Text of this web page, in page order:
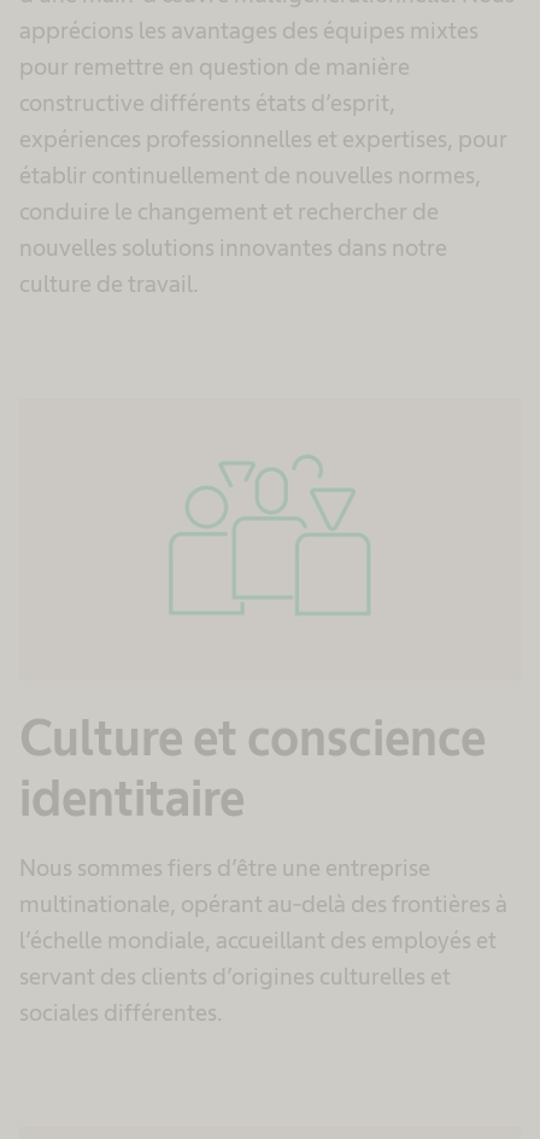
apprécions les avantages des équipes mixtes
pour remettre en question de manière
constructive différents états d’esprit,
expériences professionnelles et expertises, pour
établir continuellement de nouvelles normes,
conduire le changement et rechercher de
nouvelles solutions innovantes dans notre
culture de travail.
Culture et conscience
identitaire
Nous sommes fiers d’être une entreprise
multinationale, opérant au-delà des frontières à
l’échelle mondiale, accueillant des employés et
servant des clients d’origines culturelles et
sociales différentes.